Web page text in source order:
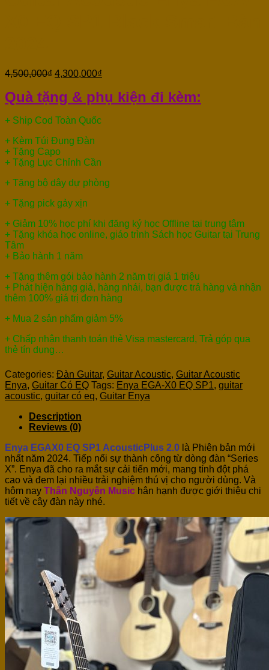
4,500,000₫ 4,300,000₫
Quà tặng & phụ kiện đi kèm:
+ Ship Cod Toàn Quốc
+ Kèm Túi Đụng Đàn
+ Tặng Capo
+ Tặng Lục Chỉnh Cần
+ Tặng bộ dây dự phòng
+ Tặng pick gảy xịn
+ Giảm 10% học phí khi đăng ký học Offline tại trung tâm
+ Tặng khóa học online, giáo trình Sách học Guitar tại Trung
Tâm
+ Bảo hành 1 năm
+ Tặng thêm gói bảo hành 2 năm trị giá 1 triệu
+ Phát hiện hàng giả, hàng nhái, bạn được trả hàng và nhận
thêm 100% giá trị đơn hàng
+ Mua 2 sản phẩm giảm 5%
+ Chấp nhận thanh toán thẻ Visa mastercard, Trả góp qua
thẻ tín dụng…
Categories: Đàn Guitar, Guitar Acoustic, Guitar Acoustic
Enya, Guitar Có EQ Tags: Enya EGA-X0 EQ SP1, guitar
acoustic, guitar có eq, Guitar Enya
Description
Reviews (0)
Enya EGAX0 EQ SP1 AcousticPlus 2.0 là Phiên bản mới
nhất năm 2024. Tiếp nối sự thành công từ dòng đàn “Series
X”. Enya đã cho ra mắt sự cải tiến mới, mang tính đột phá
cao và đem lại nhiều trải nghiệm thú vị cho người dùng. Và
hôm nay Thân Nguyên Music hân hạnh được giới thiệu chi
tiết về cây đàn này nhé.